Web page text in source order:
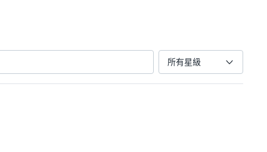
공합니다. 혁신적이
니다.
所有星級